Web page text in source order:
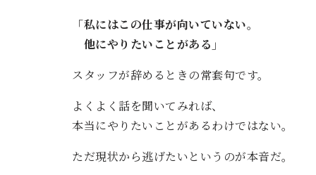
「私にはこの仕事が向いていない。
他にやりたいことがある」
スタッフが辞めるときの常套句です。
よくよく話を聞いてみれば、
本当にやりたいことがあるわけではない。
ただ現状から逃げたいというのが本音だ。